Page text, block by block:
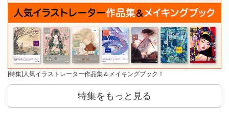
[特集]人気イラストレーター作品集＆メイキングブック！
特集をもっと見る